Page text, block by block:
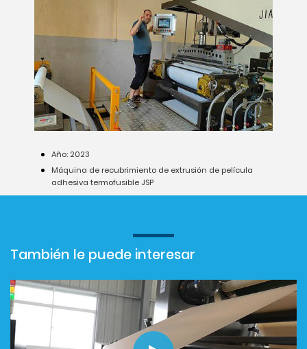
Año: 2023
Máquina de recubrimiento de extrusión de película
adhesiva termofusible JSP
También le puede interesar